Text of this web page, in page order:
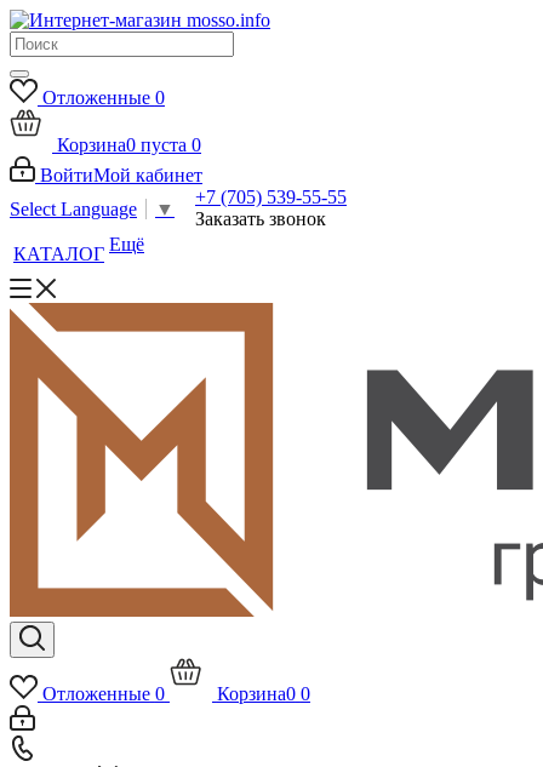
Отложенные 0
Корзина0 пуста 0
ВойтиМой кабинет
Select Language
▼
+7 (705) 539-55-55
Заказать звонок
КАТАЛОГ Ещё
Отложенные 0 Корзина0 0